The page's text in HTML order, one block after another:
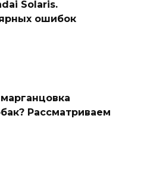
Solaris.
ошибок
Рассматриваем